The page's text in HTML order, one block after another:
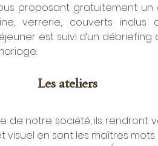
proposant gratuitement
verrerie, couverts inclus
est suivi d’un
Les ateliers
de notre société, ils rendront
en sont les maîtres mots.